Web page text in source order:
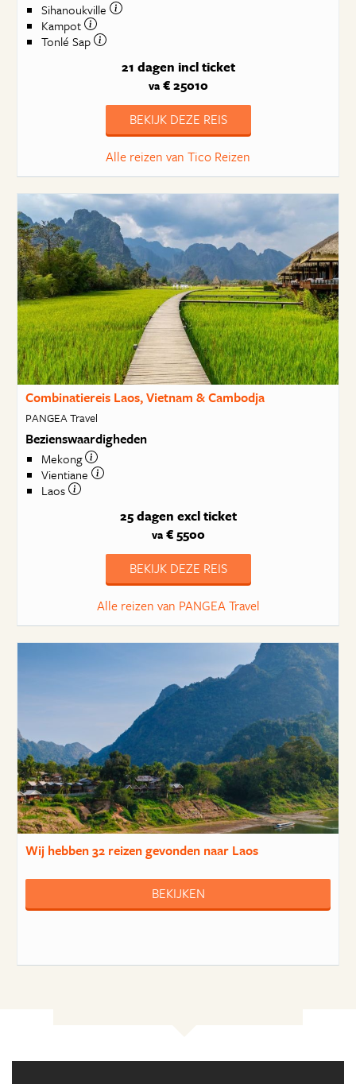
Sihanoukville
Kampot
Tonlé Sap
21 dagen incl ticket
va€ 25010
BEKIJK DEZE REIS
Alle reizen van Tico Reizen
Combinatiereis Laos, Vietnam & Cambodja
PANGEA Travel
Bezienswaardigheden
Mekong
Vientiane
Laos
25 dagen excl ticket
va€ 5500
BEKIJK DEZE REIS
Alle reizen van PANGEA Travel
Wij hebben32 reizengevonden naar Laos
BEKIJKEN